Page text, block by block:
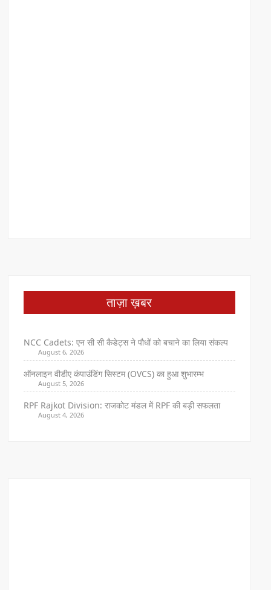
ताज़ा ख़बर
NCC Cadets: एन सी सी कैडेट्स ने पौधों को बचाने का लिया संकल्प
August 6, 2026
ऑनलाइन वीडीए कंपाउंडिंग सिस्टम (OVCS) का हुआ शुभारम्भ
August 5, 2026
RPF Rajkot Division: राजकोट मंडल में RPF की बड़ी सफलता
August 4, 2026